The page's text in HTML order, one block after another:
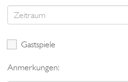
Gastspiele
Anmerkungen: